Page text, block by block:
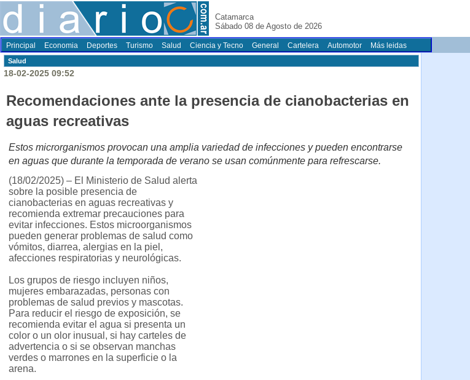
Catamarca
Sábado 08 de Agosto de 2026
Principal Economia Deportes Turismo Salud Ciencia y Tecno General Cartelera Automotor Más leidas
Salud
18-02-2025 09:52
Recomendaciones ante la presencia de cianobacterias en
aguas recreativas
Estos microrganismos provocan una amplia variedad de infecciones y pueden encontrarse
en aguas que durante la temporada de verano se usan comúnmente para refrescarse.
(18/02/2025) – El Ministerio de Salud alerta
sobre la posible presencia de
cianobacterias en aguas recreativas y
recomienda extremar precauciones para
evitar infecciones. Estos microorganismos
pueden generar problemas de salud como
vómitos, diarrea, alergias en la piel,
afecciones respiratorias y neurológicas.
Los grupos de riesgo incluyen niños,
mujeres embarazadas, personas con
problemas de salud previos y mascotas.
Para reducir el riesgo de exposición, se
recomienda evitar el agua si presenta un
color o un olor inusual, si hay carteles de
advertencia o si se observan manchas
verdes o marrones en la superficie o la
arena.